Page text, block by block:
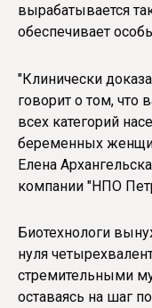
вырабатывается
обеспечивает
"Клинически
говорит о том, что
всех категорий
беременных
Елена
компании "НПО
Биотехнологи
нуля
стремительными
оставаясь на шаг